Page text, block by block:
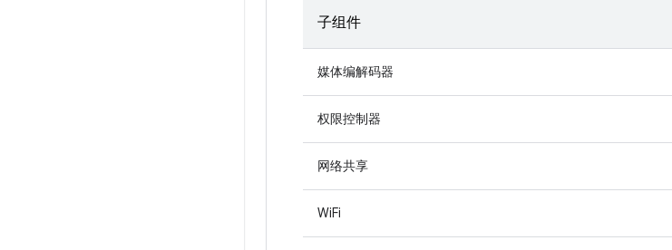
子组件
媒体编解码器
权限控制器
网络共享
WiFi